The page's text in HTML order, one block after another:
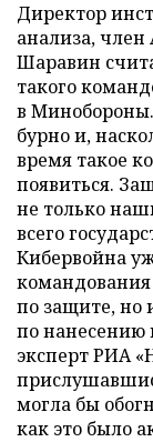
Директор
анализа,
Шаравин
такого
в
бурно и,
время такое
появиться.
не только
всего
Кибервойна
командования
по защите, но
по нанесению
эксперт РИА
могла бы
как это было